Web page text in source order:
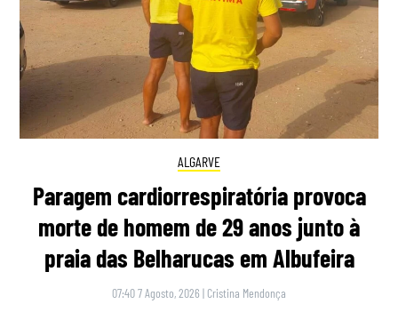
ALGARVE
Paragem cardiorrespiratória provoca
morte de homem de 29 anos junto à
praia das Belharucas em Albufeira
07:40 7 Agosto, 2026 | Cristina Mendonça